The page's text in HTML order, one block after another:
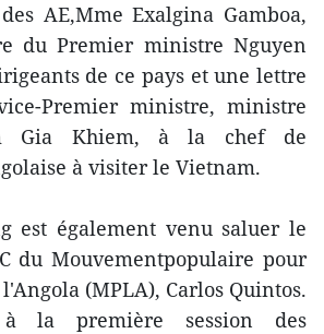
AE,Mme Exalgina Gamboa,
du Premier ministre Nguyen
de ce pays et une lettre
Premier ministre, ministre
Gia Khiem, à la chef de
à visiter le Vietnam.
est également venu saluer le
du Mouvementpopulaire pour
(MPLA), Carlos Quintos.
la première session des